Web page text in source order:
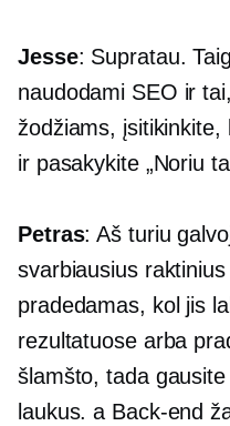
Jesse: Supratau.
naudodami SEO ir
žodžiams,
ir pasakykite „Noriu
Petras: Aš turiu
svarbiausius
pradedamas, kol jis
rezultatuose arba
šlamšto, tada
laukus. a Back-end